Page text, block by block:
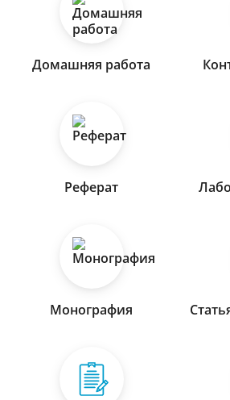
Домашняя работа
Реферат
Монография